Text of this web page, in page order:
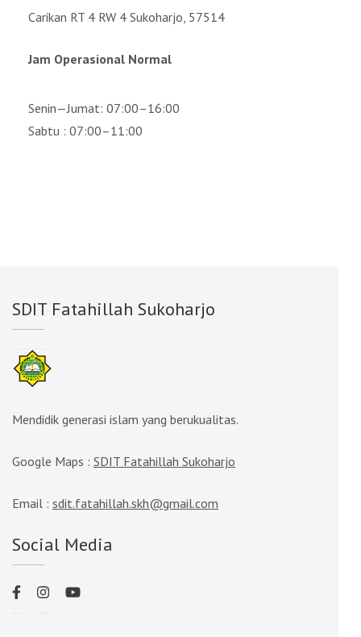
Carikan RT 4 RW 4 Sukoharjo, 57514
Jam Operasional Normal
Senin—Jumat: 07:00–16:00
Sabtu : 07:00–11:00
SDIT Fatahillah Sukoharjo
Mendidik generasi islam yang berukualitas.
Google Maps : SDIT Fatahillah Sukoharjo
Email : sdit.fatahillah.skh@gmail.com
Social Media